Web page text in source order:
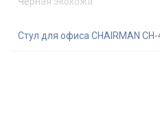
Стул для офиса CHAIRMAN